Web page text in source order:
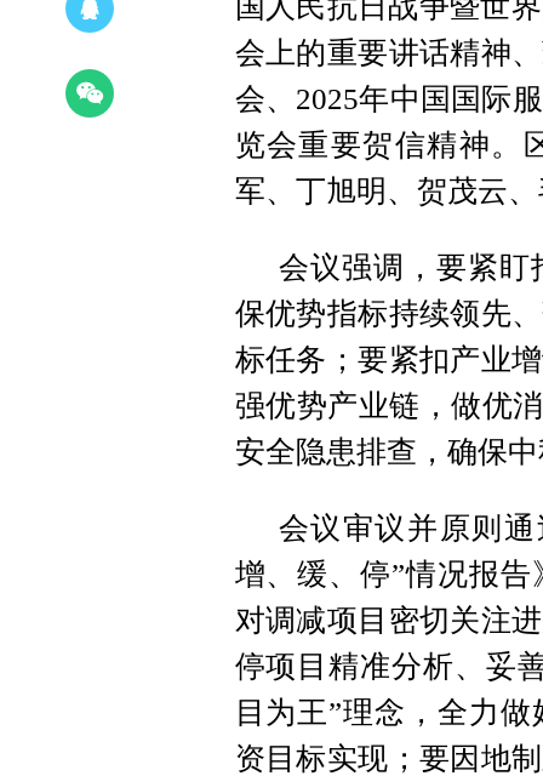
国人民抗日战争暨世
会上的重要讲话精神
会、2025年中国国际
览会重要贺信精神。
军、丁旭明、贺茂云
会议强调，要紧盯
保优势指标持续领先
标任务；要紧扣产业
强优势产业链，做优
安全隐患排查，确保
会议审议并原则
增、缓、停”情况报
对调减项目密切关注
停项目精准分析、妥
目为王”理念，全力
资目标实现；要因地